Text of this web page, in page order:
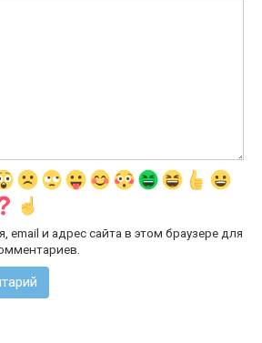
email и адрес сайта в этом браузере для